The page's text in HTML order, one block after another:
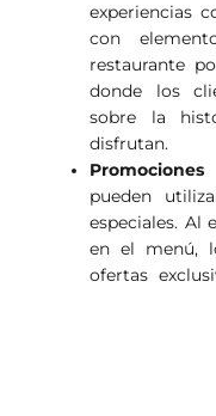
experiencias
con
restaurante
donde los
sobre la
disfrutan.
pueden
especiales. Al
en el menú,
ofertas